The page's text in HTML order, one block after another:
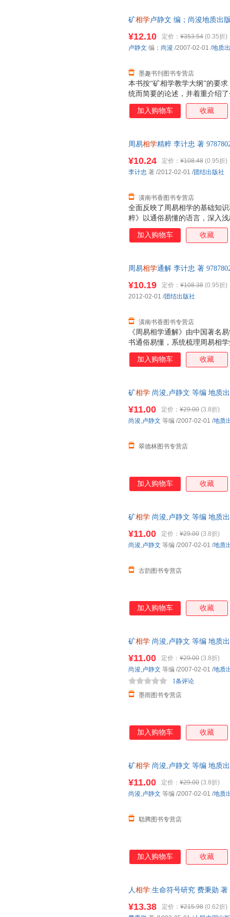
矿相学卢静文 编；尚浚地质出
本书按“矿相学教学大纲”的要
统而简要的论述，并着重介绍
和矿物晶粒内部结构的特征及
定准则等内容。本书已纳入较
附有矿相学课程作业指导书和
用。
¥12.10 定价： ¥353.54 (0.35折)
墨趣书刊图书专营店
卢静文 编； 尚浚 /2007-02-01 /地质
加入购物车 收藏
周易相学精粹 李计忠 著
全面反映了周易相学的基础知
粹》以通俗易懂的语言，深入
本易学爱好者的入门之书。
¥10.24 定价： ¥108.48 (0.95折)
潢南书香图书专营店
李计忠 著 /2012-02-01 /团结出版社
加入购物车 收藏
周易相学通解 李计忠 著
《周易相学通解》由中国著名
书通俗易懂，系统梳理周易相
好者及研究者研读。
¥10.19 定价： ¥108.38 (0.95折)
潢南书香图书专营店
2012-02-01 /团结出版社
加入购物车 收藏
矿相学 尚浚,卢静文 等编 地质
¥11.00 定价： ¥29.00 (3.8折)
翠德林图书专营店
尚浚,卢静文 等编 /2007-02-01 /地质
加入购物车 收藏
矿相学 尚浚,卢静文 等编 地质
¥11.00 定价： ¥29.00 (3.8折)
古韵图书专营店
尚浚,卢静文 等编 /2007-02-01 /地质
加入购物车 收藏
矿相学 尚浚,卢静文 等编 地质
¥11.00 定价： ¥29.00 (3.8折)
墨雨图书专营店
1条评论
尚浚,卢静文 等编 /2007-02-01 /地质
加入购物车 收藏
矿相学 尚浚,卢静文 等编 地质
¥11.00 定价： ¥29.00 (3.8折)
聪腾图书专营店
尚浚,卢静文 等编 /2007-02-01 /地质
加入购物车 收藏
人相学:生命符号研究 费秉勋
¥13.38 定价： ¥215.98 (0.62折)